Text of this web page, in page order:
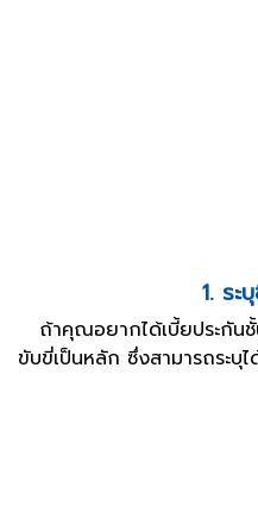
1. ระ
ถ้าคุณอยากได้เบี้ยประกันชั้
ขับขี่เป็นหลัก ซึ่งสามารถระบุ